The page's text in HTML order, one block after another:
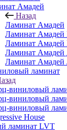
Амадей
Назад
Ламинат Амадей
Ламинат Амадей
Ламинат Амадей
Ламинат Амадей
Ламинат Амадей
ламинат
виниловый
виниловый
виниловый
House
ламинат LVT